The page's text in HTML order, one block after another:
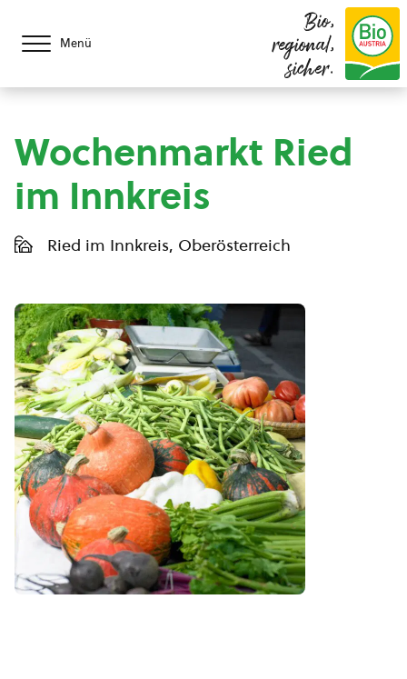
Menü
Bio,
regional,
sicher.
Wochenmarkt Ried
im Innkreis
Ried im Innkreis, Oberösterreich